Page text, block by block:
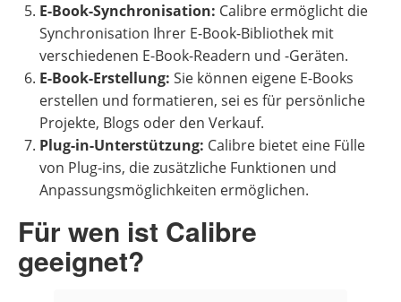
E-Book-Synchronisation: Calibre ermöglicht die
Synchronisation Ihrer E-Book-Bibliothek mit
verschiedenen E-Book-Readern und -Geräten.
E-Book-Erstellung: Sie können eigene E-Books
erstellen und formatieren, sei es für persönliche
Projekte, Blogs oder den Verkauf.
Plug-in-Unterstützung: Calibre bietet eine Fülle
von Plug-ins, die zusätzliche Funktionen und
Anpassungsmöglichkeiten ermöglichen.
Für wen ist Calibre
geeignet?